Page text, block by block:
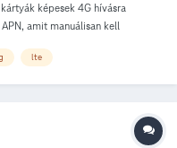
képesek 4G hívásra
amit manuálisan kell
lte